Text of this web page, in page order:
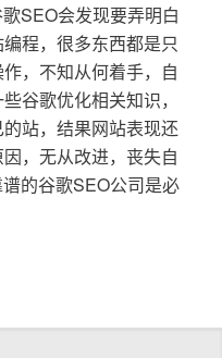
SEO会发现要弄明白
程，很多东西都是只
，不知从何着手，自
谷歌优化相关知识，
站，结果网站表现还
，无从改进，丧失自
的谷歌SEO公司是必